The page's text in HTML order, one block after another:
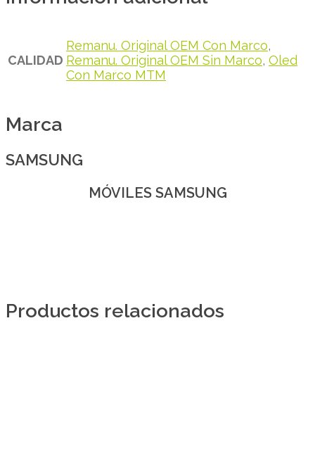
CALIDAD
Remanu. Original OEM Con Marco,
Remanu. Original OEM Sin Marco, Oled
Con Marco MTM
Marca
SAMSUNG
MÓVILES SAMSUNG
Productos relacionados